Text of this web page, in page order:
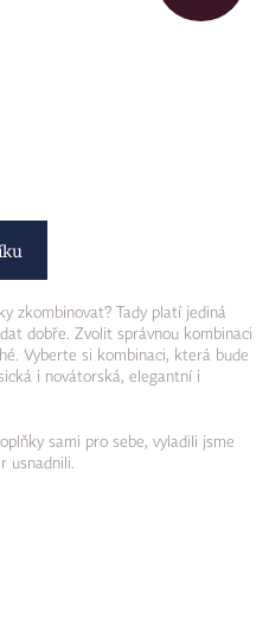
zkombinovat? Tady platí jediná
dobře. Zvolit správnou kombinaci
Vyberte si kombinaci, která bude
i novátorská, elegantní i
sami pro sebe, vyladili jsme
usnadnili.